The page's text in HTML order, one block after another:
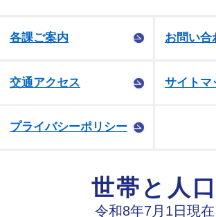
各課ご案内 お問い合
交通アクセス サイトマ
プライバシーポリシー